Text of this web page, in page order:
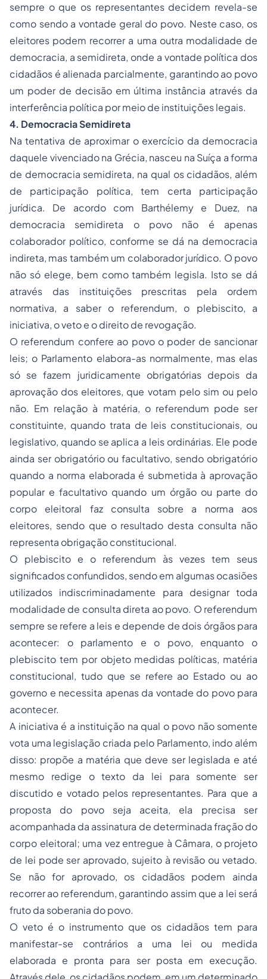
sempre o que os representantes decidem revela-se
como sendo a vontade geral do povo. Neste caso, os
eleitores podem recorrer a uma outra modalidade de
democracia, a semidireta, onde a vontade política dos
cidadãos é alienada parcialmente, garantindo ao povo
um poder de decisão em última instância através da
interferência política por meio de instituições legais.
4. Democracia Semidireta
Na tentativa de aproximar o exercício da democracia
daquele vivenciado na Grécia, nasceu na Suíça a forma
de democracia semidireta, na qual os cidadãos, além
de participação política, tem certa participação
jurídica. De acordo com Barthélemy e Duez, na
democracia semidireta o povo não é apenas
colaborador político, conforme se dá na democracia
indireta, mas também um colaborador jurídico. O povo
não só elege, bem como também legisla. Isto se dá
através das instituições prescritas pela ordem
normativa, a saber o referendum, o plebiscito, a
iniciativa, o veto e o direito de revogação.
O referendum confere ao povo o poder de sancionar
leis; o Parlamento elabora-as normalmente, mas elas
só se fazem juridicamente obrigatórias depois da
aprovação dos eleitores, que votam pelo sim ou pelo
não. Em relação à matéria, o referendum pode ser
constituinte, quando trata de leis constitucionais, ou
legislativo, quando se aplica a leis ordinárias. Ele pode
ainda ser obrigatório ou facultativo, sendo obrigatório
quando a norma elaborada é submetida à aprovação
popular e facultativo quando um órgão ou parte do
corpo eleitoral faz consulta sobre a norma aos
eleitores, sendo que o resultado desta consulta não
representa obrigação constitucional.
O plebiscito e o referendum às vezes tem seus
significados confundidos, sendo em algumas ocasiões
utilizados indiscriminadamente para designar toda
modalidade de consulta direta ao povo. O referendum
sempre se refere a leis e depende de dois órgãos para
acontecer: o parlamento e o povo, enquanto o
plebiscito tem por objeto medidas políticas, matéria
constitucional, tudo que se refere ao Estado ou ao
governo e necessita apenas da vontade do povo para
acontecer.
A iniciativa é a instituição na qual o povo não somente
vota uma legislação criada pelo Parlamento, indo além
disso: propõe a matéria que deve ser legislada e até
mesmo redige o texto da lei para somente ser
discutido e votado pelos representantes. Para que a
proposta do povo seja aceita, ela precisa ser
acompanhada da assinatura de determinada fração do
corpo eleitoral; uma vez entregue à Câmara, o projeto
de lei pode ser aprovado, sujeito à revisão ou vetado.
Se não for aprovado, os cidadãos podem ainda
recorrer ao referendum, garantindo assim que a lei será
fruto da soberania do povo.
O veto é o instrumento que os cidadãos tem para
manifestar-se contrários a uma lei ou medida
elaborada e pronta para ser posta em execução.